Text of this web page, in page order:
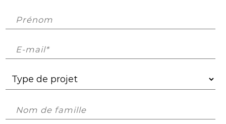
Prénom
E-mail*
Nom de famille